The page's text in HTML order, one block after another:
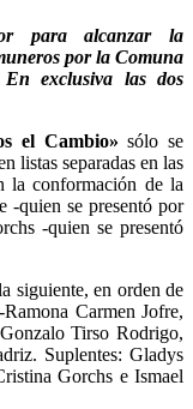
para alcanzar la
por la Comuna
exclusiva las dos
el Cambio» sólo se
listas separadas en las
la conformación de la
-quien se presentó por
-quien se presentó
siguiente, en orden de
Carmen Jofre,
Tirso Rodrigo,
Suplentes: Gladys
Gorchs e Ismael